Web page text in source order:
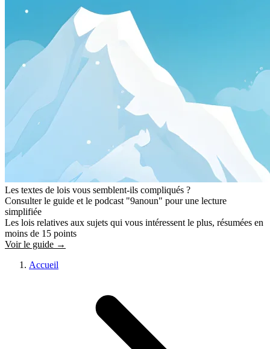
Les textes de lois vous semblent-ils compliqués ?
Consulter le guide et le podcast "9anoun" pour une lecture
simplifiée
Les lois relatives aux sujets qui vous intéressent le plus, résumées en
moins de 15 points
Voir le guide →
Accueil